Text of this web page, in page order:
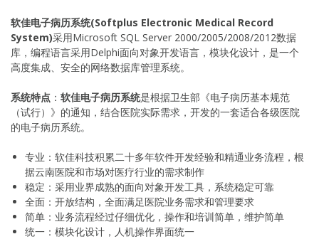
软佳电子病历系统(Softplus Electronic Medical Record
System)采用Microsoft SQL Server 2000/2005/2008/2012数据
库，编程语言采用Delphi面向对象开发语言，模块化设计，是一个
高度集成、安全的网络数据库管理系统。
系统特点 ： 软佳电子病历系统是根据卫生部《电子病历基本规范
（试行）》的通知，结合医院实际需求，开发的一套适合各级医院
的电子病历系统。
专业：软佳科技积累二十多年软件开发经验和精通业务流程，根
据云南医院和市场对医疗行业的需求制作
稳定：采用业界成熟的面向对象开发工具，系统稳定可靠
全面：开放结构，全面满足医院业务需求和管理要求
简单：业务流程经过仔细优化，操作和培训简单，维护简单
统一：模块化设计，人机操作界面统一